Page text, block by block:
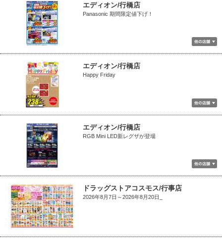
エディオン/行橋店
Panasonic 期間限定値下げ！
エディオン/行橋店
Happy Friday
エディオン/行橋店
RGB Mini LED新レグザが登場
ドラッグストアコスモス/行事店
2026年8月7日～2026年8月20日_